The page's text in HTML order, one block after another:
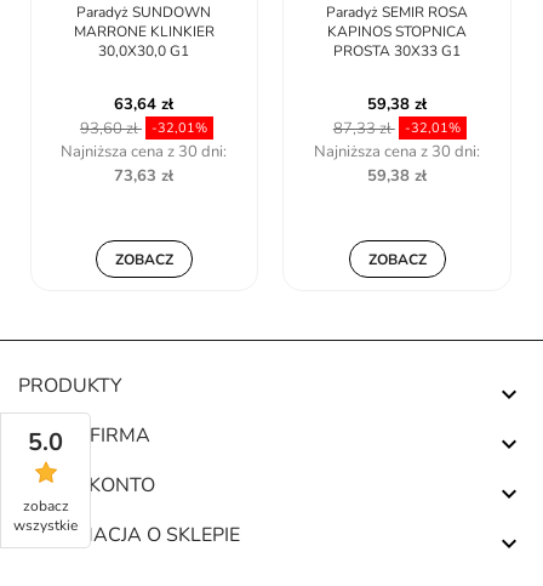
Paradyż SUNDOWN
MARRONE KLINKIER
30,0X30,0 G1
63,64 zł
93,60 zł
-32,01%
Najniższa cena z 30 dni:
73,63 zł
ZOBACZ
Paradyż SEMIR ROSA
KAPINOS STOPNICA
PROSTA 30X33 G1
59,38 zł
87,33 zł
-32,01%
Najniższa cena z 30 dni:
59,38 zł
ZOBACZ
PRODUKTY 
NASZA FIRMA 
TWOJE KONTO 
INFORMACJA O SKLEPIE 
5.0
zobacz
wszystkie